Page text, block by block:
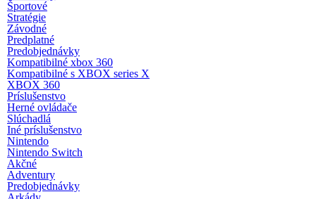
Športové
Stratégie
Závodné
Predplatné
Predobjednávky
Kompatibilné xbox 360
Kompatibilné s XBOX series X
XBOX 360
Príslušenstvo
Herné ovládače
Slúchadlá
Iné príslušenstvo
Nintendo
Nintendo Switch
Akčné
Adventury
Predobjednávky